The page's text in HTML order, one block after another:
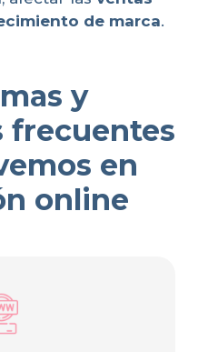
de marca.
y
frecuentes
en
online